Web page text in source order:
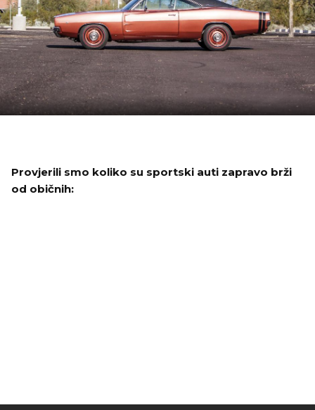
Provjerili smo koliko su sportski auti zapravo brži
od običnih: